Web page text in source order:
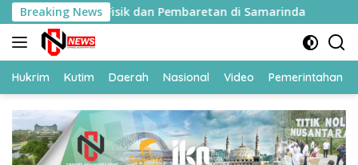
Langsung
ke
konten
Breaking News
Fisik dan Pembaretan di Samarinda 119 CPNS
Hukrim Kutim Daerah Nasional Video Pemerintahan